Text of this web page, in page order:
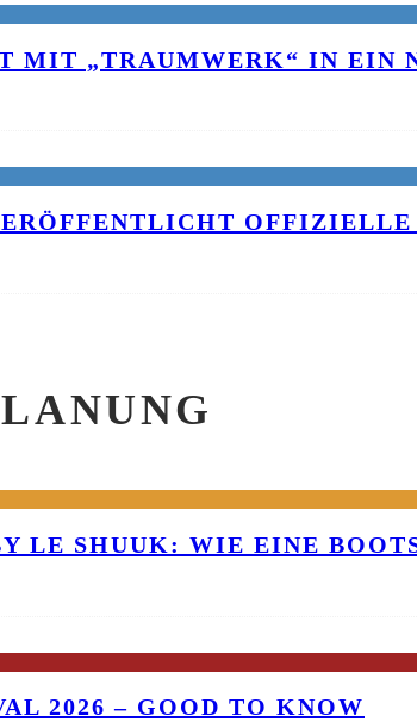
MIT „TRAUMWERK“ IN EIN
LE SHUUK: WIE EINE
2026 – GOOD TO KNOW